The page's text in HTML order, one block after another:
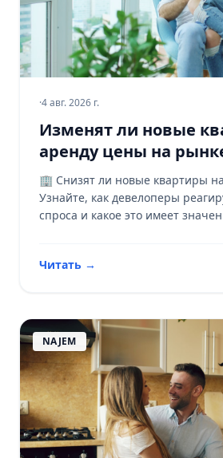
·4 авг. 2026 г.
Изменят ли новые
аренду цены на
🏢 Снизят ли новые квартиры
Узнайте, как девелоперы
спроса и какое это имеет
Читать →
NAJEM